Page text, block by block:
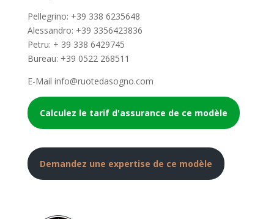
Pellegrino: +39 338 6235648
Alessandro: +39 3356423836
Petru: + 39 338 6429745
Bureau: +39 0522 268511
E-Mail info@ruotedasogno.com
Calculez le tarif d'assurance de ce modèle
Demandez une expertise de ce modèle